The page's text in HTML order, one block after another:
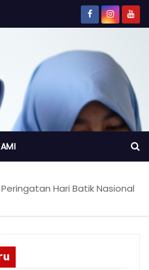
Hari Batik Nasional